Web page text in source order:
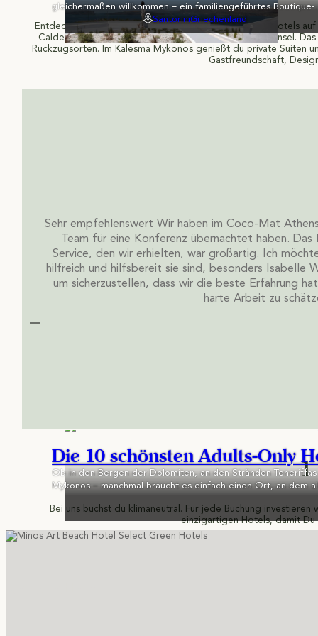
Entdecke die Kykladen mit drei nachhaltigen Boutiquehotels
Caldera, ein Spa und die entspannte Atmosphäre der Insel.
Rückzugsorten. Im Kalesma Mykonos genießt du private Suiten
Gastfreundschaft,
gleichermaßen willkommen – ein familiengeführtes Boutique-
Refugium hoch oben am Caldera-Rand von Santorini, über
traditionellen Akrotiri gelegen. 27 kykladische Zimmer, einige
privatem Plunge Pool, blicken über den aktiven Vulkan und
Ägäis – weit weg vom Trubel der Insel.
SantoriniGriechenland
Sehr empfehlenswert Wir haben im Coco-Mat
Team für eine Konferenz übernachtet haben.
Service, den wir erhielten, war großartig. Ich
hilfreich und hilfsbereit sie sind, besonders Isabelle
um sicherzustellen, dass wir die beste Erfahrung
harte Arbeit zu
1
Bei uns buchst du klimaneutral. Für jede Buchung
einzigartigen Hotels, damit Du
Die 10 schönsten Adults-Only
Ob in den Bergen der Dolomiten, an den Stränden
Mykonos – manchmal braucht es einfach einen Ort, an dem